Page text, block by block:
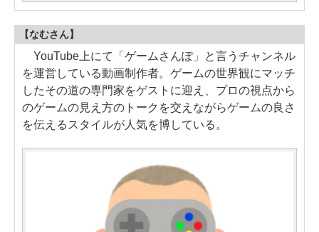
【なむさん】
YouTube上にて「ゲームさんぽ」と言うチャンネル
を運営している動画制作者。ゲームの世界観にマッチ
したその道の専門家をゲストに迎え、プロの視点から
のゲームの見え方のトークを交えながらゲームの良さ
を伝えるスタイルが人気を博している。